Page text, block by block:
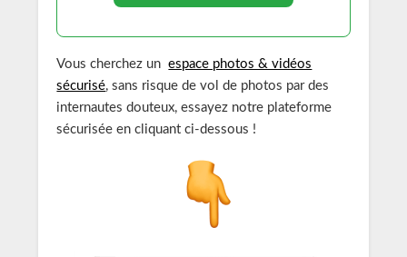
Vous cherchez unespace photos & vidéos
sécurisé, sans risque de vol de photos par des
internautes douteux, essayez notre plateforme
sécurisée en cliquant ci-dessous !